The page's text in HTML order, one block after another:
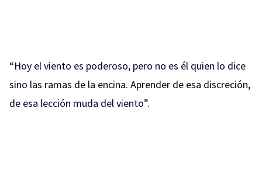
“Hoy el viento es poderoso, pero no es él quien lo dice
sino las ramas de la encina. Aprender de esa discreción,
de esa lección muda del viento”.